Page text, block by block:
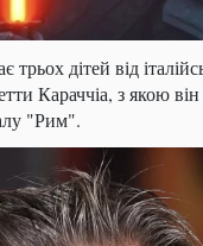
дітей від
Караччіа, з якою він
"Рим".